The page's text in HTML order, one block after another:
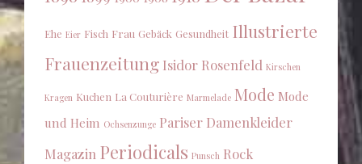
Ehe Eier Fisch Frau Gebäck Gesundheit Illustrierte
Frauenzeitung Isidor Rosenfeld Kirschen
Kragen Kuchen La Couturière Marmelade Mode Mode
und Heim Ochsenzunge Pariser Damenkleider
Magazin Periodicals Punsch Rock